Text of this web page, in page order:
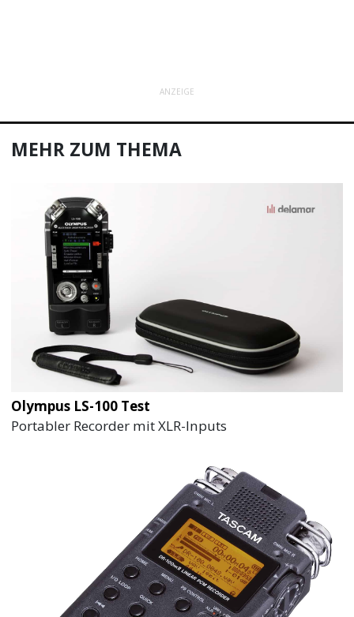
ANZEIGE
MEHR ZUM THEMA
Olympus LS-100 Test
Portabler Recorder mit XLR-Inputs